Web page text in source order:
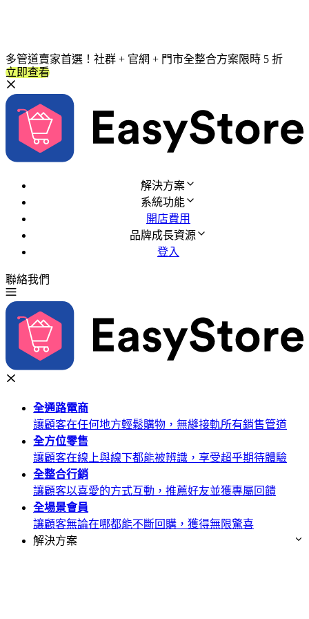
多管道賣家首選！社群 + 官網 + 門市全整合方案限時 5 折
立即查看
解決方案
系統功能
開店費用
品牌成長資源
登入
聯絡我們
全通路電商
讓顧客在任何地方輕鬆購物，無縫接軌所有銷售管道
全方位零售
讓顧客在線上與線下都能被辨識，享受超乎期待體驗
全整合行銷
讓顧客以喜愛的方式互動，推薦好友並獲專屬回饋
全場景會員
讓顧客無論在哪都能不斷回購，獲得無限驚喜
解決方案